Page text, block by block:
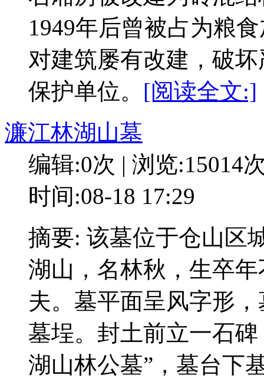
1949年后曾被占为粮
对建筑屡有改建，破
保护单位。 [阅读全文:]
濂江林湖山墓
编辑:0次 | 浏览:15014
时间:08-18 17:29
摘要: 该墓位于仓山区
湖山，名林秋，生卒
夫。墓平面呈风字形
墓埕。封土前立一石
湖山林公墓”，墓台下